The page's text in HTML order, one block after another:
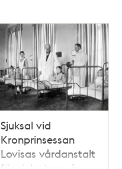
Sjuksal vid
Kronprinsessan
Lovisas vårdanstalt